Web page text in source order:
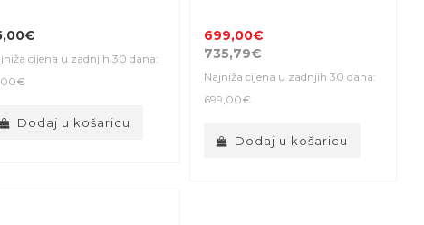
cijena u zadnjih 30 dana:
Dodaj u košaricu
699,00€
735,79€
Najniža cijena u zadnjih 30 dana:
699,00€
Dodaj u košaricu